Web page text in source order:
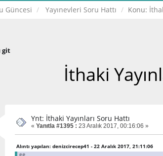
Güncesi Yayınevleri Soru Hattı Konu:
git
İthaki
Ynt: İthaki Yayınları Soru Hattı
« Yanıtla #1395 : 23 Aralık 2017, 00:16:06 »
Alıntı yapılan: denizcirecep41 - 22 Aralık 2017, 21:11:06